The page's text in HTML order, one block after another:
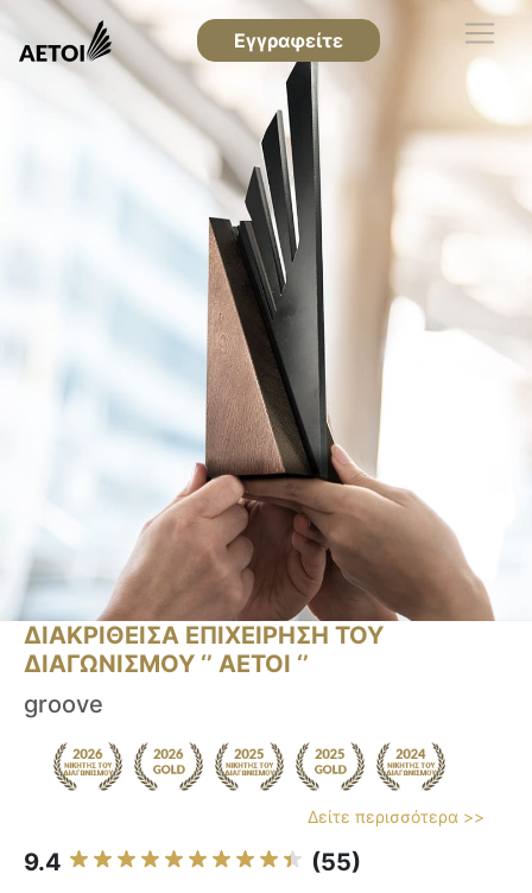
Εγγραφείτε
ΔΙΑΚΡΙΘΕΙΣΑ ΕΠΙΧΕΙΡΗΣΗ ΤΟΥ
ΔΙΑΓΩΝΙΣΜΟΥ ‘’ ΑΕΤΟΙ ‘’
groove
Δείτε περισσότερα >>
9.4 (55)